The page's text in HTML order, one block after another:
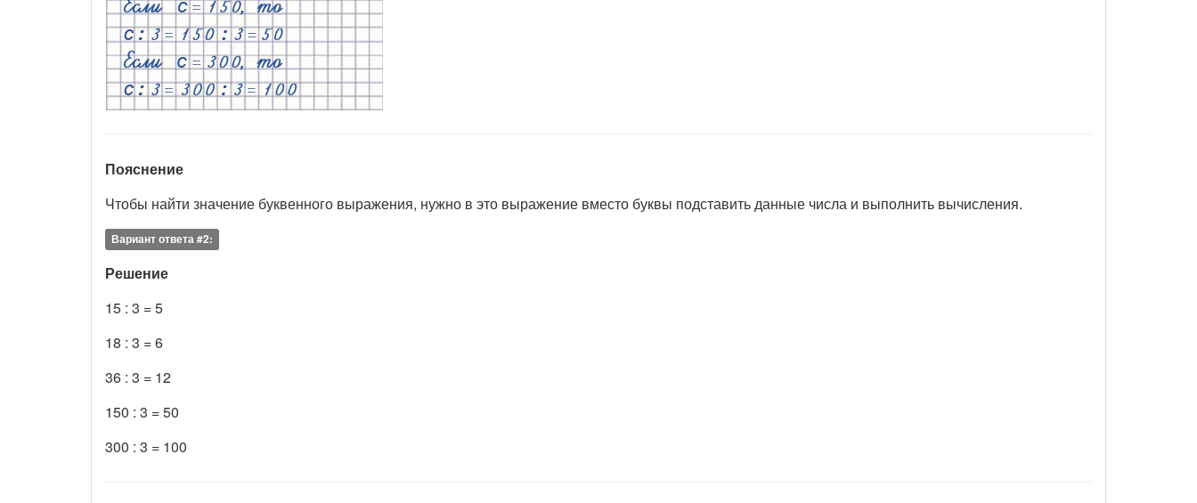
Пояснение
Чтобы найти значение буквенного выражения, нужно в это выражение вместо буквы подставить данные числа и выполнить вычисления.
Вариант ответа #2:
Решение
15 : 3 = 5
18 : 3 = 6
36 : 3 = 12
150 : 3 = 50
300 : 3 = 100